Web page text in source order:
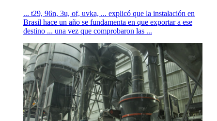
... t29, 96n, 3u, of, uvka, ... explicó que la instalación en
Brasil hace un año se fundamenta en que exportar a ese
destino ... una vez que comprobaron las ...